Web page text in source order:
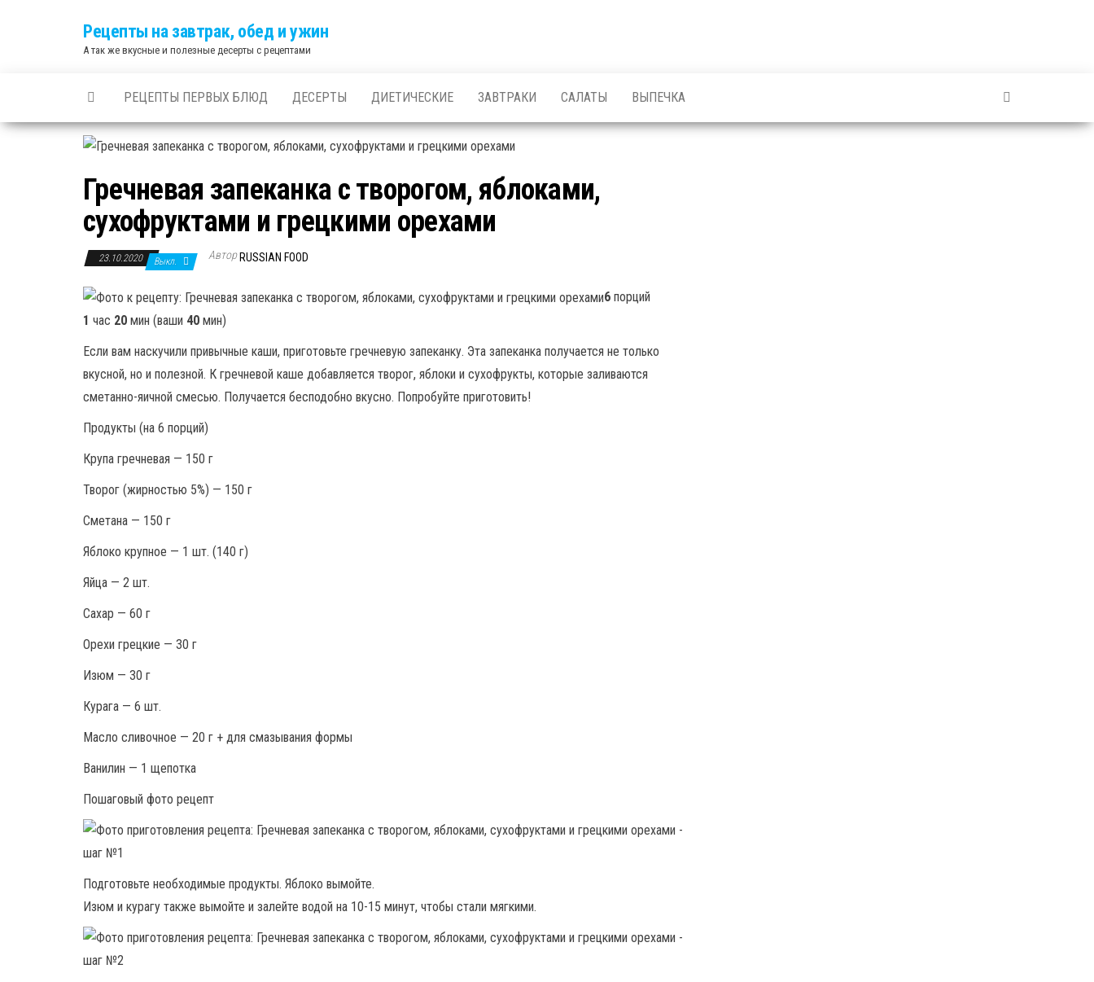
Рецепты на завтрак, обед и ужин
А так же вкусные и полезные десерты с рецептами
РЕЦЕПТЫ ПЕРВЫХ БЛЮД ДЕСЕРТЫ ДИЕТИЧЕСКИЕ ЗАВТРАКИ САЛАТЫ ВЫПЕЧКА
Гречневая запеканка с творогом, яблоками,
сухофруктами и грецкими орехами
23.10.2020 Выкл. Автор RUSSIAN FOOD
6 порций
1 час 20 мин (ваши 40 мин)
Если вам наскучили привычные каши, приготовьте гречневую запеканку. Эта запеканка получается не только
вкусной, но и полезной. К гречневой каше добавляется творог, яблоки и сухофрукты, которые заливаются
сметанно-яичной смесью. Получается бесподобно вкусно. Попробуйте приготовить!
Продукты (на 6 порций)
Крупа гречневая — 150 г
Творог (жирностью 5%) — 150 г
Сметана — 150 г
Яблоко крупное — 1 шт. (140 г)
Яйца — 2 шт.
Сахар — 60 г
Орехи грецкие — 30 г
Изюм — 30 г
Курага — 6 шт.
Масло сливочное — 20 г + для смазывания формы
Ванилин — 1 щепотка
Пошаговый фото рецепт
Подготовьте необходимые продукты. Яблоко вымойте.
Изюм и курагу также вымойте и залейте водой на 10-15 минут, чтобы стали мягкими.